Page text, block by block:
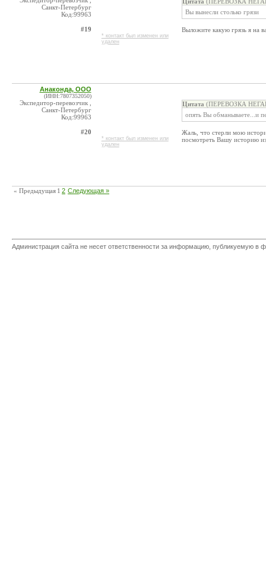
Санкт-Петербург
Код:99963
#19
* контакт был изменен или
удален
Вы вынесли столько грязи
Выложите какую грязь я на
Анаконда, ООО
(ИНН:7807352050)
Экспедитор-перевозчик ,
Санкт-Петербург
Код:99963
#20
* контакт был изменен или
удален
Цитата (ПЕРЕВОЗКА
опять Вы обманываете...и
Жаль, что стерли мою
посмотреть Вашу историю
« Предыдущая 1 2 Следующая »
Администрация сайта не несет ответственности за информацию, публикуемую